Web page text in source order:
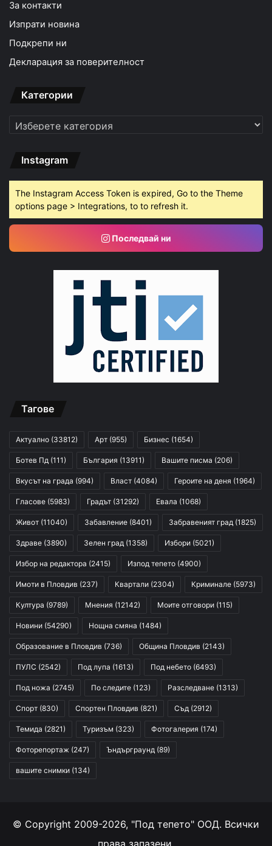
За контакти
Изпрати новина
Подкрепи ни
Декларация за поверителност
Категории
Категории
Instagram
The Instagram Access Token is expired, Go to the Theme
options page > Integrations, to to refresh it.
Последвай ни
Тагове
Актуално (33812) Арт (955) Бизнес (1654)
Ботев Пд (111) България (13911) Вашите писма (206)
Вкусът на града (994) Власт (4084) Героите на деня (1964)
Гласове (5983) Градът (31292) Евала (1068)
Живот (11040) Забавление (8401) Забравеният град (1825)
Здраве (3890) Зелен град (1358) Избори (5021)
Избор на редактора (2415) Изпод тепето (4900)
Имоти в Пловдив (237) Квартали (2304) Криминале (5973)
Култура (9789) Мнения (12142) Моите отговори (115)
Новини (54290) Нощна смяна (1484)
Образование в Пловдив (736) Община Пловдив (2143)
ПУЛС (2542) Под лупа (1613) Под небето (6493)
Под ножа (2745) По следите (123) Разследване (1313)
Спорт (830) Спортен Пловдив (821) Съд (2912)
Темида (2821) Туризъм (323) Фотогалерия (174)
Фоторепортаж (247) Ъндърграунд (89)
вашите снимки (134)
© Copyright 2009-2026, "Под тепето" ООД. Всички
права запазени.